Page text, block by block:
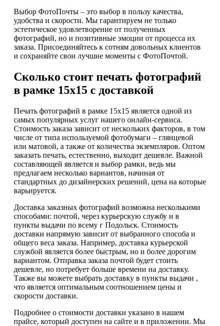
Выбор ФотоПочты – это выбор в пользу качества,
удобства и скорости. Мы гарантируем не только
эстетическое удовлетворение от полученных
фотографий, но и позитивные эмоции от процесса их
заказа. Присоединяйтесь к сотням довольных клиентов
и сохраняйте свои лучшие моменты с ФотоПочтой.
Сколько стоит печать фотографий
в рамке 15х15 с доставкой
Печать фотографий в рамке 15х15 является одной из
самых популярных услуг нашего онлайн-сервиса.
Стоимость заказа зависит от нескольких факторов, в том
числе от типа используемой фотобумаги – глянцевой
или матовой, а также от количества экземпляров. Оптом
заказать печать, естественно, выходит дешевле. Важной
составляющей является и выбор рамки, ведь мы
предлагаем несколько вариантов, начиная от
стандартных до дизайнерских решений, цена на которые
варьируется.
Доставка заказных фотографий возможна несколькими
способами: почтой, через курьерскую службу и в
пункты выдачи по всему г Подольск. Стоимость
доставки напрямую зависит от выбранного способа и
общего веса заказа. Например, доставка курьерской
службой является более быстрым, но и более дорогим
вариантом. Отправка заказа почтой будет стоить
дешевле, но потребует больше времени на доставку.
Также вы можете выбрать доставку в пункты выдачи ,
что является оптимальным соотношением цены и
скорости доставки.
Подробнее о стоимости доставки указано в нашем
прайсе, который доступен на сайте и в приложении. Мы